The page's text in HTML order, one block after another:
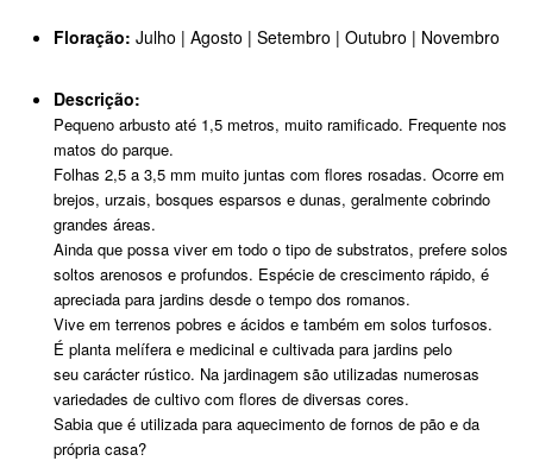
Floração: Julho | Agosto | Setembro | Outubro | Novembro
Descrição:
Pequeno arbusto até 1,5 metros, muito ramificado. Frequente nos
matos do parque.
Folhas 2,5 a 3,5 mm muito juntas com flores rosadas. Ocorre em
brejos, urzais, bosques esparsos e dunas, geralmente cobrindo
grandes áreas.
Ainda que possa viver em todo o tipo de substratos, prefere solos
soltos arenosos e profundos. Espécie de crescimento rápido, é
apreciada para jardins desde o tempo dos romanos.
Vive em terrenos pobres e ácidos e também em solos turfosos.
É planta melífera e medicinal e cultivada para jardins pelo
seu carácter rústico. Na jardinagem são utilizadas numerosas
variedades de cultivo com flores de diversas cores.
Sabia que é utilizada para aquecimento de fornos de pão e da
própria casa?